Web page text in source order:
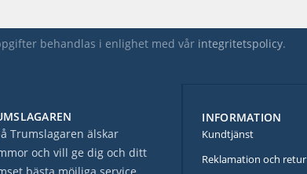
Trumslagaren älskar
och vill ge dig och ditt
behandlas i enlighet med vår integritetspolicy.
INFORMATION
Kundtjänst
Reklamation och retur